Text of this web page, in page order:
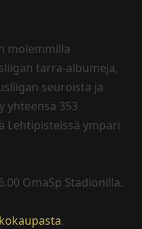
molemmilla
tarra-albumeja,
seuroista ja
yhteensä 353
Lehtipisteissä ympäri
OmaSp Stadionilla.
.